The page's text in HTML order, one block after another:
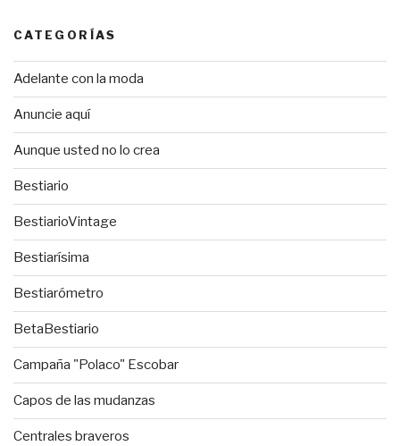
CATEGORÍAS
Adelante con la moda
Anuncie aquí
Aunque usted no lo crea
Bestiario
BestiarioVintage
Bestiarísima
Bestiarómetro
BetaBestiario
Campaña "Polaco" Escobar
Capos de las mudanzas
Centrales braveros